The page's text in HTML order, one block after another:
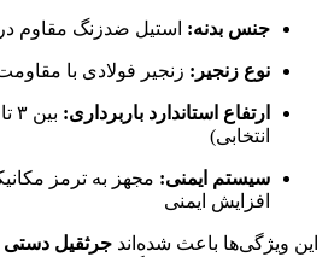
جنس بدنه: استیل ضدزنگ مقاوم
نوع زنجیر: زنجیر فولادی با
ارتفاع استاندارد باربرداری:
انتخابی)
سیستم ایمنی: مجهز به ترمز
افزایش ایمنی
این ویژگی‌ها باعث شده‌اند جرثقیل دستی 5 تن